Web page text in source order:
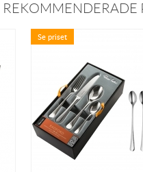
REKOMMENDERADE
Se priset